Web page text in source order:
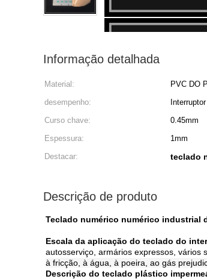
Informação detalhada
Material: PVC DO
desempenho:
Curso chave:
0.45mm
Espessura:
1mm
Destacar:
teclado
Descrição de produto
Teclado numérico numérico industrial
Escala da aplicação do teclado do
autosserviço, armários expressos, vários
à fricção, à água, à poeira, ao gás
Descrição do teclado plástico